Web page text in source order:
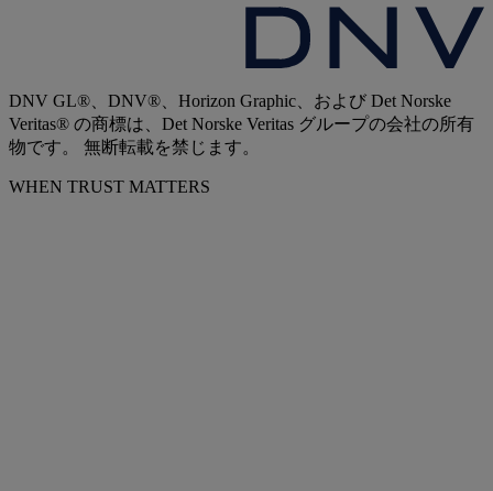
DNV GL®、DNV®、Horizon Graphic、および Det Norske
Veritas® の商標は、Det Norske Veritas グループの会社の所有
物です。 無断転載を禁じます。
WHEN TRUST MATTERS